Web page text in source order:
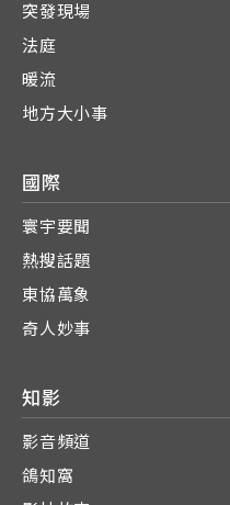
突發現場
法庭
暖流
地方大小事
國際
寰宇要聞
熱搜話題
東協萬象
奇人妙事
知影
影音頻道
鴿知窩